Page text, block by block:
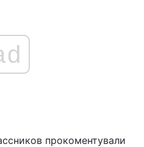
прокоментували